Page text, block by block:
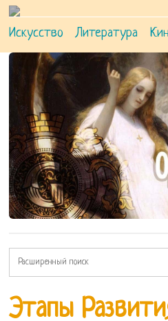
Искусство Литература
Этапы